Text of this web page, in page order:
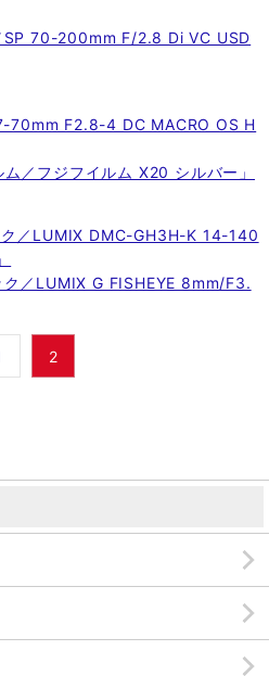
SP 70-200mm F/2.8 Di VC USD
70mm F2.8-4 DC MACRO OS H
／フジフイルム X20 シルバー」
ク／LUMIX DMC-GH3H-K 14-140
ク／LUMIX G FISHEYE 8mm/F3.
2